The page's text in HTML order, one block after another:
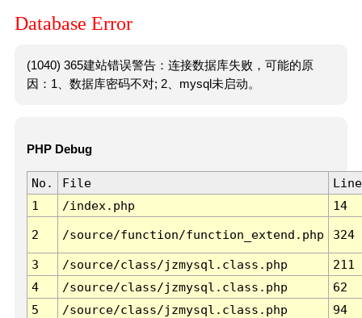
Database Error
(1040) 365建站错误警告：连接数据库失败，可能的原
因：1、数据库密码不对; 2、mysql未启动。
PHP Debug
No. File
Line
1
/index.php 14
2 /source/function/function_extend.php 324
3 /source/class/jzmysql.class.php
211
4
/source/class/jzmysql.class.php
62
5
/source/class/jzmysql.class.php
94